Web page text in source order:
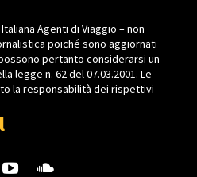
Agenti di Viaggio – non
poiché sono aggiornati
pertanto considerarsi un
legge n. 62 del 07.03.2001. Le
la responsabilità dei rispettivi